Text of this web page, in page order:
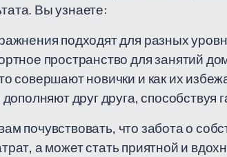
Вы узнаете:
подходят для разных
пространство для занятий
совершают новички и как их
друг друга,
почувствовать, что забота о
а может стать приятной и